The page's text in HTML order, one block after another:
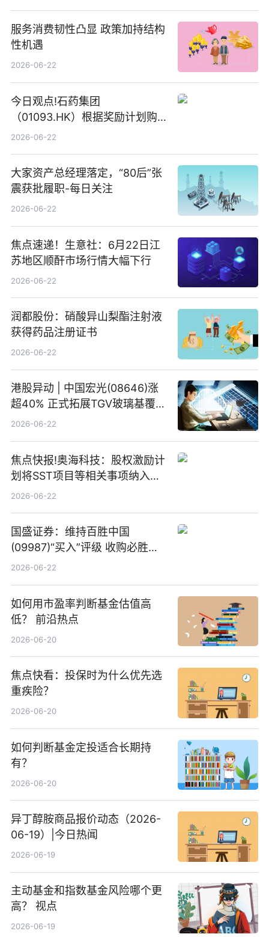
服务消费韧性凸显 政策加持结构
性机遇
2026-06-22
今日观点!石药集团
（01093.HK）根据奖励计划购
回580万股
2026-06-22
大家资产总经理落定，“80后”张
震获批履职-每日关注
2026-06-22
焦点速递！生意社：6月22日江
苏地区顺酐市场行情大幅下行
2026-06-22
润都股份：硝酸异山梨酯注射液
获得药品注册证书
2026-06-22
港股异动 | 中国宏光(08646)涨
超40% 正式拓展TGV玻璃基覆铜
板新材料业务
2026-06-22
焦点快报!奥海科技：股权激励计
划将SST项目等相关事项纳入专
项业务发展考核指标
2026-06-22
国盛证券：维持百胜中国
(09987)“买入”评级 收购必胜客
中国增厚利润加速成长 信息
2026-06-22
如何用市盈率判断基金估值高
低？ 前沿热点
2026-06-20
焦点快看：投保时为什么优先选
重疾险？
2026-06-20
如何判断基金定投适合长期持
有？
2026-06-20
异丁醇胺商品报价动态（2026-
06-19）|今日热闻
2026-06-19
主动基金和指数基金风险哪个更
高？ 视点
2026-06-19